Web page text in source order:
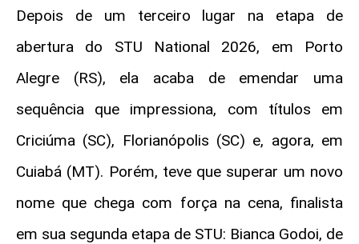
Depois de um terceiro lugar na etapa de
abertura do STU National 2026, em Porto
Alegre (RS), ela acaba de emendar uma
sequência que impressiona, com títulos em
Criciúma (SC), Florianópolis (SC) e, agora, em
Cuiabá (MT). Porém, teve que superar um novo
nome que chega com força na cena, finalista
em sua segunda etapa de STU: Bianca Godoi, de